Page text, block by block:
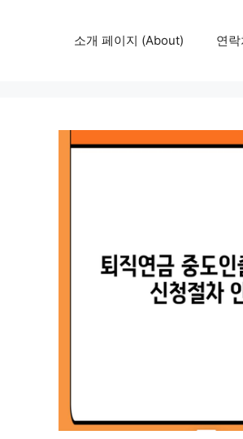
소개 페이지 (About) 연